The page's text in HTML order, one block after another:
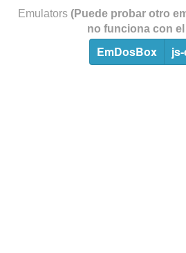
Emulators (Puede probar otro
no funciona con
EmDosBox